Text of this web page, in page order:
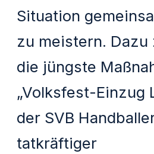
Situation
zu meistern. Dazu
die jüngste
„Volksfest-Einzug
der SVB
tatkräftiger